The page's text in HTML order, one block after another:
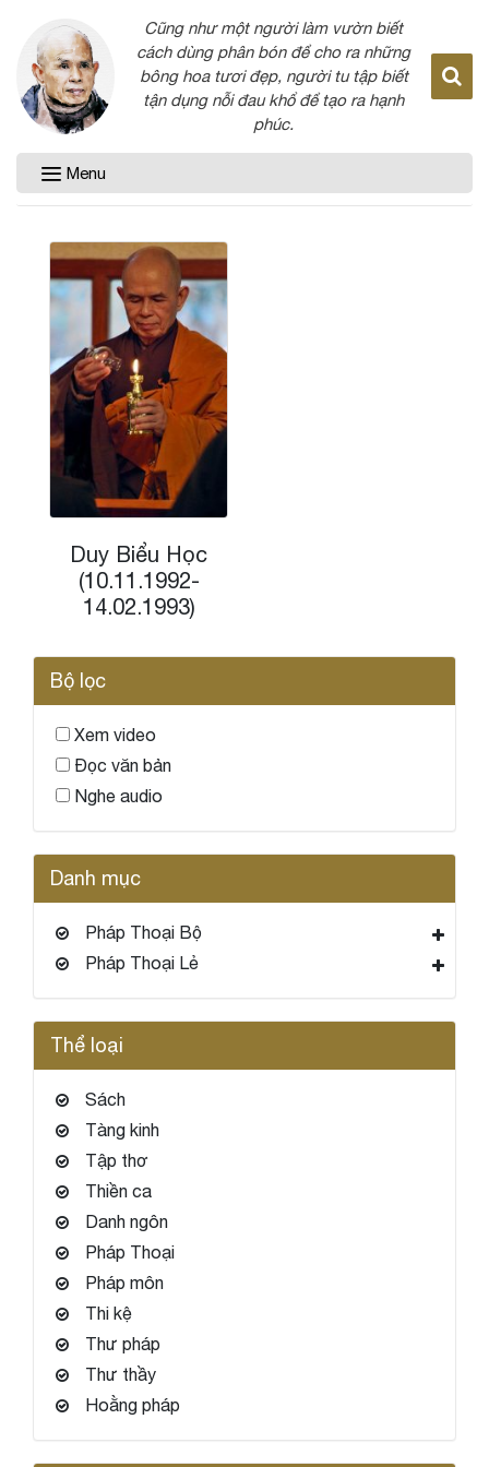
Cũng như một người làm vườn biết
cách dùng phân bón để cho ra những
bông hoa tươi đẹp, người tu tập biết
tận dụng nỗi đau khổ để tạo ra hạnh
phúc.
Menu
Duy Biểu Học
(10.11.1992-
14.02.1993)
Bộ lọc
Xem video
Đọc văn bản
Nghe audio
Danh mục
Pháp Thoại Bộ
Pháp Thoại Lẻ
Thể loại
Sách
Tàng kinh
Tập thơ
Thiền ca
Danh ngôn
Pháp Thoại
Pháp môn
Thi kệ
Thư pháp
Thư thầy
Hoằng pháp